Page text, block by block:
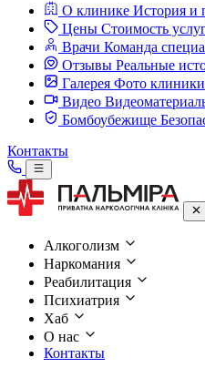
О клинике История и
Цены Стоимость
Врачи Команда
Отзывы Реальные
Галерея Фото клиники
Видео
Бомбоубежище
Контакты
Алкоголизм
Наркомания
Реабилитация
Психиатрия
Хаб
О нас
Контакты